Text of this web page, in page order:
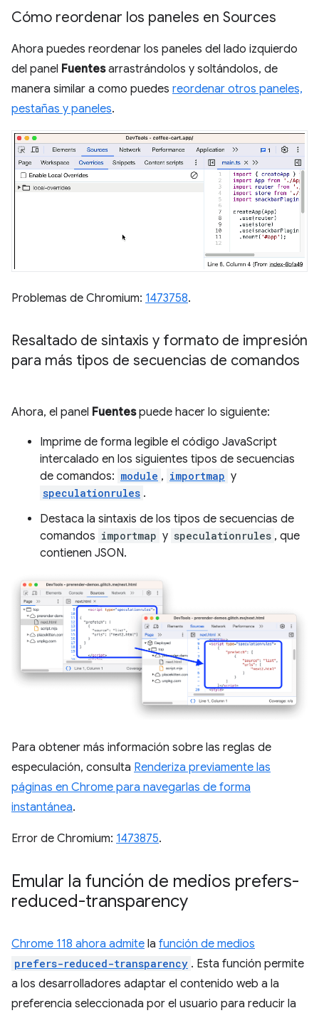
Cómo reordenar los paneles en Sources
Ahora puedes reordenar los paneles del lado izquierdo
del panel Fuentesarrastrándolos y soltándolos, de
manera similar a como puedes reordenar otros paneles,
pestañas y paneles.
Problemas de Chromium: 1473758.
Resaltado de sintaxis y formato de impresión
para más tipos de secuencias de comandos
Ahora, el panel Fuentespuede hacer lo siguiente:
Imprime de forma legible el código JavaScript
intercalado en los siguientes tipos de secuencias
de comandos: module , importmap y
speculationrules .
Destaca la sintaxis de los tipos de secuencias de
comandos importmap y speculationrules , que
contienen JSON.
Para obtener más información sobre las reglas de
especulación, consulta Renderiza previamente las
páginas en Chrome para navegarlas de forma
instantánea.
Error de Chromium: 1473875.
Emular la función de medios prefers-
reduced-transparency
Chrome 118 ahora admite la función de medios
prefers-reduced-transparency . Esta función permite
a los desarrolladores adaptar el contenido web a la
preferencia seleccionada por el usuario para reducir la